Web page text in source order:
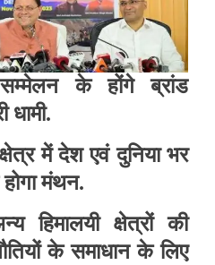
के होंगे ब्रांड
में देश एवं दुनिया भर
मंथन.
हिमालयी क्षेत्रों की
के समाधान के लिए